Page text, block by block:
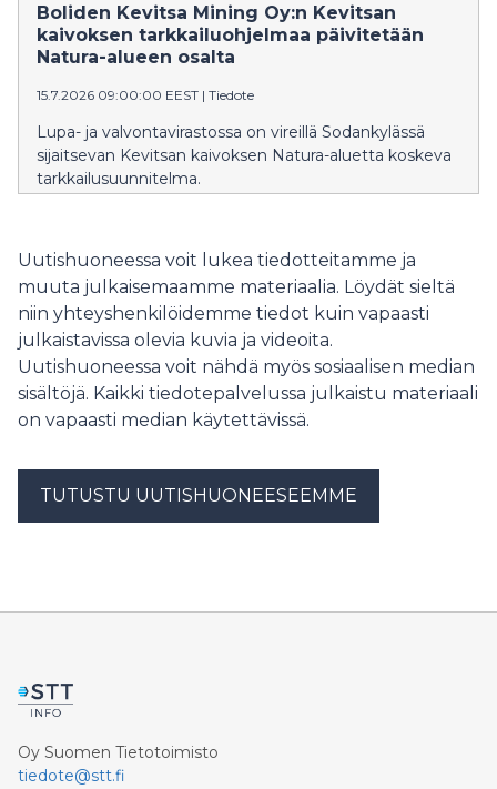
Boliden Kevitsa Mining Oy:n Kevitsan
kaivoksen tarkkailuohjelmaa päivitetään
Natura-alueen osalta
15.7.2026 09:00:00 EEST | Tiedote
Lupa- ja valvontavirastossa on vireillä Sodankylässä
sijaitsevan Kevitsan kaivoksen Natura-aluetta koskeva
tarkkailusuunnitelma.
Uutishuoneessa voit lukea tiedotteitamme ja
muuta julkaisemaamme materiaalia. Löydät sieltä
niin yhteyshenkilöidemme tiedot kuin vapaasti
julkaistavissa olevia kuvia ja videoita.
Uutishuoneessa voit nähdä myös sosiaalisen median
sisältöjä. Kaikki tiedotepalvelussa julkaistu materiaali
on vapaasti median käytettävissä.
TUTUSTU UUTISHUONEESEEMME
Oy Suomen Tietotoimisto
tiedote@stt.fi